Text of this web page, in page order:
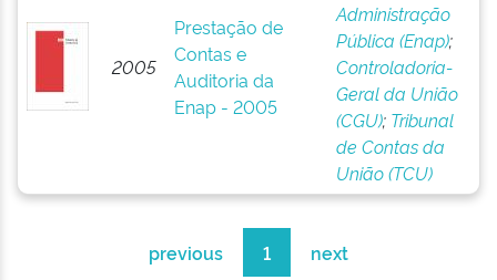
2005
Prestação de
Contas e
Auditoria da
Enap - 2005
Administração
Pública (Enap);
Controladoria-
Geral da União
(CGU); Tribunal
de Contas da
União (TCU)
previous 1 next